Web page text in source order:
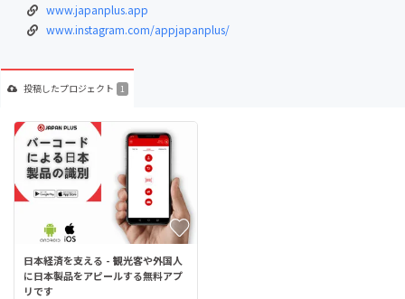
www.japanplus.app
www.instagram.com/appjapanplus/
投稿したプロジェクト 1
⽇本経済を⽀える - 観光客や外国⼈
に⽇本製品をアピールする無料アプ
リです